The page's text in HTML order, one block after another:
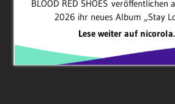
BLOOD RED SHOES veröffentlichen
2026 ihr neues Album „Stay
Lese weiter auf